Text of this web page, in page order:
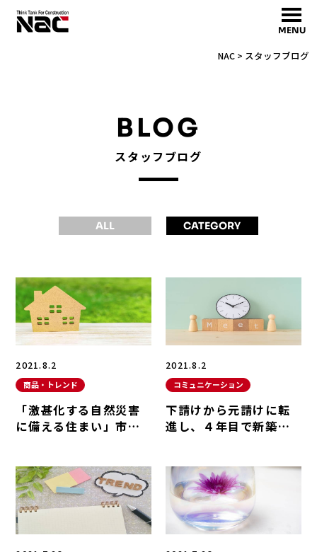
MENU
NAC> スタッフブログ
BLOG
スタッフブログ
ALL CATEGORY
2021.8.2
商品・トレンド
「激甚化する自然災害
に備える住まい」市場
2021.8.2
コミュニケーション
下請けから元請けに転
進し、４年目で新築１